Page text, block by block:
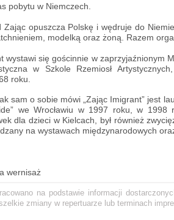
pobytu w Niemczech.
opuszcza Polskę i wędruje do
modelką oraz żoną. Razem
wystawi się gościnnie w zaprzyjaźnionym
w Szkole Rzemiosł
roku.
sam o sobie mówi „Zając Imigrant” jest
we Wrocławiu w 1997 roku, w
dla dzieci w Kielcach, był również
na wystawach międzynarodowych
wernisaż
na podstawie informacji
zmiany w repertuarze lub terminach